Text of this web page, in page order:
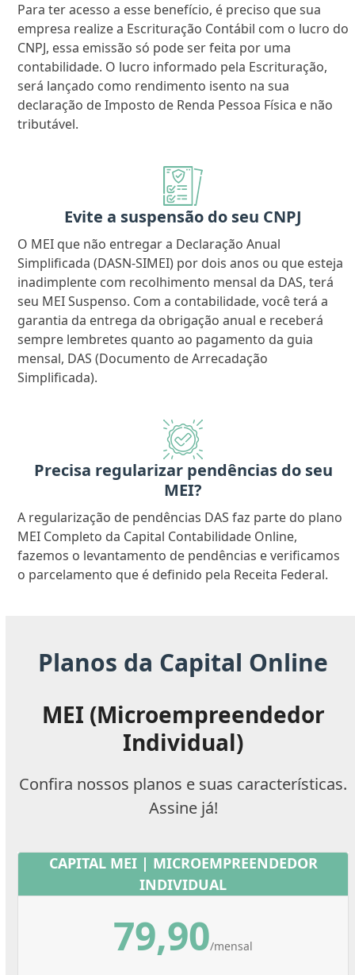
Para ter acesso a esse benefício, é preciso que sua
empresa realize a Escrituração Contábil com o lucro do
CNPJ, essa emissão só pode ser feita por uma
contabilidade. O lucro informado pela Escrituração,
será lançado como rendimento isento na sua
declaração de Imposto de Renda Pessoa Física e não
tributável.
Evite a suspensão do seu CNPJ
O MEI que não entregar a Declaração Anual
Simplificada (DASN-SIMEI) por dois anos ou que esteja
inadimplente com recolhimento mensal da DAS, terá
seu MEI Suspenso. Com a contabilidade, você terá a
garantia da entrega da obrigação anual e receberá
sempre lembretes quanto ao pagamento da guia
mensal, DAS (Documento de Arrecadação
Simplificada).
Precisa regularizar pendências do seu
MEI?
A regularização de pendências DAS faz parte do plano
MEI Completo da Capital Contabilidade Online,
fazemos o levantamento de pendências e verificamos
o parcelamento que é definido pela Receita Federal.
Planos da Capital Online
MEI (Microempreendedor
Individual)
Confira nossos planos e suas características.
Assine já!
CAPITAL MEI | MICROEMPREENDEDOR
INDIVIDUAL
79,90/mensal